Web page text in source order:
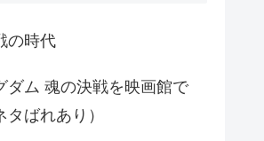
の時代
ダム 魂の決戦を映画館で
ばれあり）